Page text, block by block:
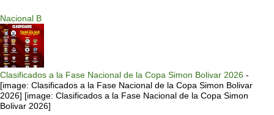
Nacional B
Clasificados a la Fase Nacional de la Copa Simon Bolivar 2026 -
[image: Clasificados a la Fase Nacional de la Copa Simon Bolivar
2026] [image: Clasificados a la Fase Nacional de la Copa Simon
Bolivar 2026]